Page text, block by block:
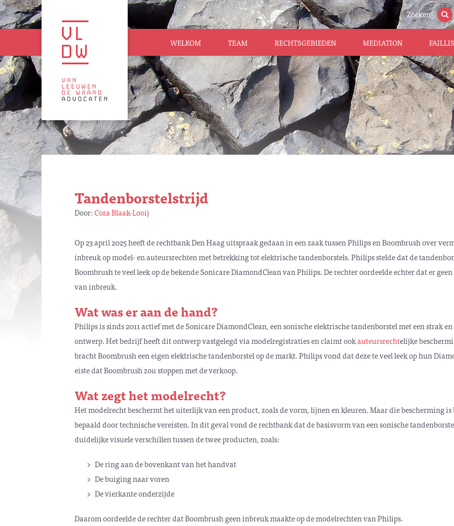
Zoeken
WELKOM TEAM RECHTSGEBIEDEN MEDIATION
Tandenborstelstrijd
Door:Cora Blaak-Looij
Op 23 april 2025 heeft de rechtbank Den Haag uitspraak gedaan in een zaak tussen Philips en Boombrush over
inbreuk op model- en auteursrechten met betrekking tot elektrische tandenborstels. Philips stelde dat de
Boombrush te veel leek op de bekende Sonicare DiamondClean van Philips. De rechter oordeelde echter dat er
van inbreuk.
Wat was er aan de hand?
Philips is sinds 2011 actief met de Sonicare DiamondClean, een sonische elektrische tandenborstel met een strak
ontwerp. Het bedrijf heeft dit ontwerp vastgelegd via modelregistraties en claimt ookauteursrechtelijke
bracht Boombrush een eigen elektrische tandenborstel op de markt. Philips vond dat deze te veel leek op hun
eiste dat Boombrush zou stoppen met de verkoop.
Wat zegt het modelrecht?
Het modelrecht beschermt het uiterlijk van een product, zoals de vorm, lijnen en kleuren. Maar die bescherming
bepaald door technische vereisten. In dit geval vond de rechtbank dat de basisvorm van een sonische
duidelijke visuele verschillen tussen de twee producten, zoals:
De ring aan de bovenkant van het handvat
De buiging naar voren
De vierkante onderzijde
Daarom oordeelde de rechter dat Boombrush geen inbreuk maakte op de modelrechten van Philips.